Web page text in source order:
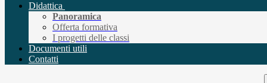
Didattica
Panoramica
Offerta formativa
I progetti delle classi
Documenti utili
Contatti